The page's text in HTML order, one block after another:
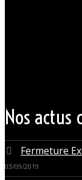
Nos actus
Fermeture
03/09/2019